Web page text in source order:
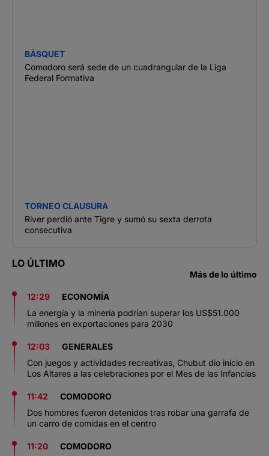
BÁSQUET
Comodoro será sede de un cuadrangular de la Liga
Federal Formativa
TORNEO CLAUSURA
River perdió ante Tigre y sumó su sexta derrota
consecutiva
LO ÚLTIMO
Más de lo último
12:29
ECONOMÍA
La energía y la minería podrían superar los US$51.000
millones en exportaciones para 2030
12:03
GENERALES
Con juegos y actividades recreativas, Chubut dio inicio en
Los Altares a las celebraciones por el Mes de las Infancias
11:42
COMODORO
Dos hombres fueron detenidos tras robar una garrafa de
un carro de comidas en el centro
11:20
COMODORO